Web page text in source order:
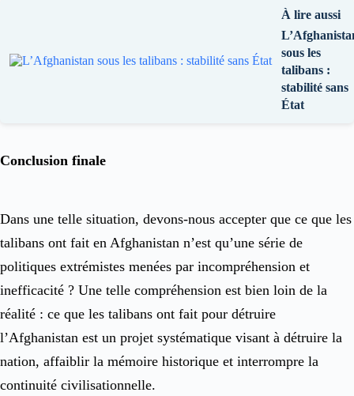
À lire aussi
sous les
talibans :
stabilité sans
État
Conclusion finale
Dans une telle situation, devons-nous accepter que ce que les
talibans ont fait en Afghanistan n’est qu’une série de
politiques extrémistes menées par incompréhension et
inefficacité ? Une telle compréhension est bien loin de la
réalité : ce que les talibans ont fait pour détruire
l’Afghanistan est un projet systématique visant à détruire la
nation, affaiblir la mémoire historique et interrompre la
continuité civilisationnelle.